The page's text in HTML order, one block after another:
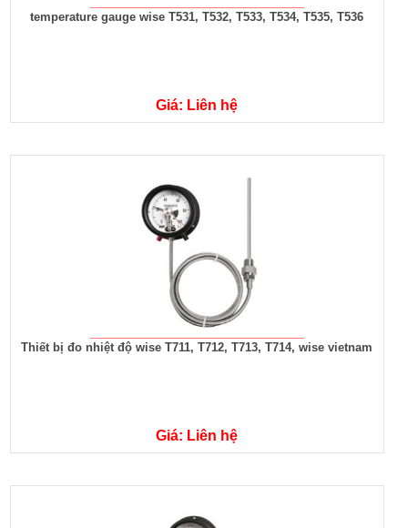
temperature gauge wise T531, T532, T533, T534, T535, T536
Giá: Liên hệ
Thiết bị đo nhiệt độ wise T711, T712, T713, T714, wise vietnam
Giá: Liên hệ